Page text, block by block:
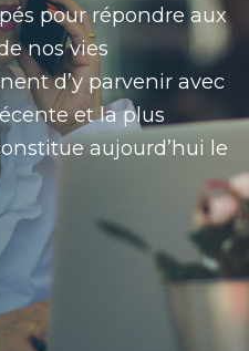
pour répondre aux
nos vies
d’y parvenir avec
et la plus
aujourd’hui le